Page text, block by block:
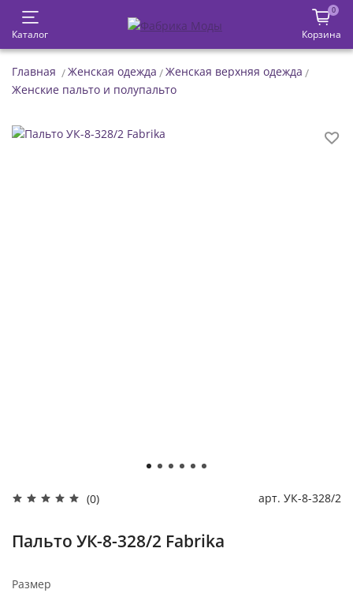
Каталог
0
Корзина
Главная Женская одежда
Женская верхняя одежда
Женские пальто и полупальто
(0) арт. УК-8-328/2
Пальто УК-8-328/2 Fabrika
Размер